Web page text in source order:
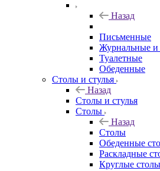
Назад
Письменные
Журнальные
Туалетные
Обеденные
Столы и стулья
Назад
Столы и стулья
Столы
Назад
Столы
Обеденные
Раскладные
Круглые столы